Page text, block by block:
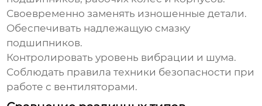
Своевременно заменять изношенные детали.
Обеспечивать надлежащую смазку
подшипников.
Контролировать уровень вибрации и шума.
Соблюдать правила техники безопасности при
работе с вентиляторами.